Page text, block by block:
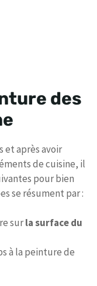
des
et après avoir
de cuisine, il
pour bien
se résument par :
surla surface du
à la peinture de